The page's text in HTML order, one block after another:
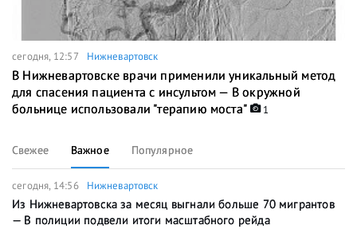
сегодня, 12:57 Нижневартовск
В Нижневартовске врачи применили уникальный метод
для спасения пациента с инсультом — В окружной
больнице использовали "терапию моста"
1
Свежее Важное Популярное
сегодня, 14:56 Нижневартовск
Из Нижневартовска за месяц выгнали больше 70 мигрантов
— В полиции подвели итоги масштабного рейда